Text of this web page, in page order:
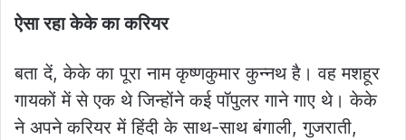
ऐसा रहा केके का करियर
बता दें, केके का पूरा नाम कृष्णकुमार कुन्नथ है। वह मशहूर
गायकों में से एक थे जिन्होंने कई पॉपुलर गाने गाए थे। केके
ने अपने करियर में हिंदी के साथ-साथ बंगाली, गुजराती,